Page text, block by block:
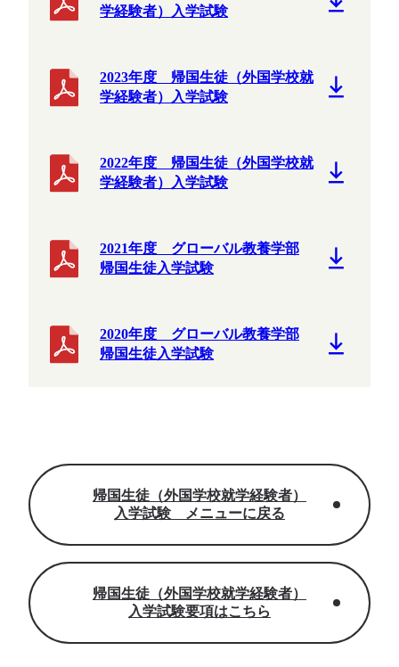
学経験者）入学試験
2023年度 帰国生徒（外国学校就
学経験者）入学試験
2022年度 帰国生徒（外国学校就
学経験者）入学試験
2021年度 グローバル教養学部
帰国生徒入学試験
2020年度 グローバル教養学部
帰国生徒入学試験
帰国生徒（外国学校就学経験者）
入学試験 メニューに戻る
帰国生徒（外国学校就学経験者）
入学試験要項はこちら